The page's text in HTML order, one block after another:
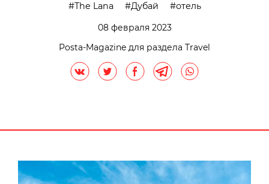
The Lana
Дубай
отель
08 февраля 2023
Posta-Magazine для раздела Travel